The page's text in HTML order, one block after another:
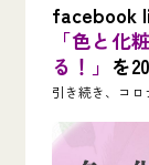
facebook
「色と化
る！」 を
引き続き、コロ